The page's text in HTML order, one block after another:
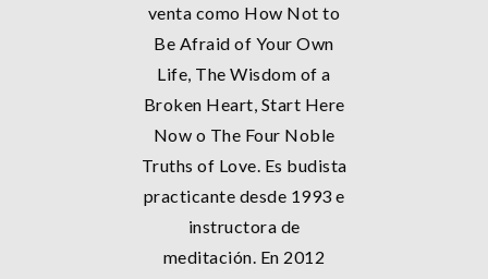
venta como How Not to
Be Afraid of Your Own
Life, The Wisdom of a
Broken Heart, Start Here
Now o The Four Noble
Truths of Love. Es budista
practicante desde 1993 e
instructora de
meditación. En 2012